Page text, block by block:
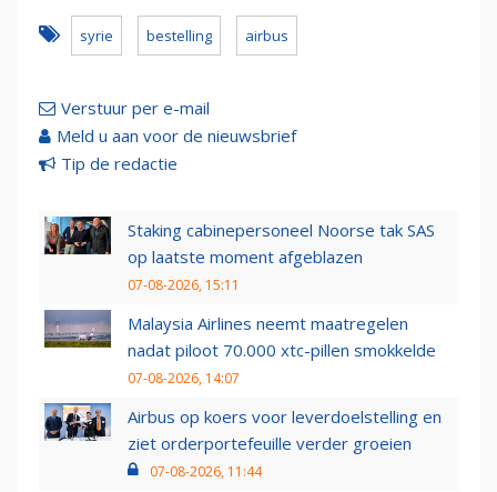
syrie bestelling airbus
Verstuur per e-mail
Meld u aan voor de nieuwsbrief
Tip de redactie
Staking cabinepersoneel Noorse tak SAS
op laatste moment afgeblazen
07-08-2026, 15:11
Malaysia Airlines neemt maatregelen
nadat piloot 70.000 xtc-pillen smokkelde
07-08-2026, 14:07
Airbus op koers voor leverdoelstelling en
ziet orderportefeuille verder groeien
07-08-2026, 11:44